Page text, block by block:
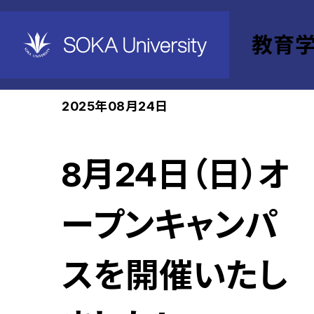
教育
ホーム 教育学部 News
2025年08月24日
8月24日（日）オ
ープンキャンパ
スを開催いたし